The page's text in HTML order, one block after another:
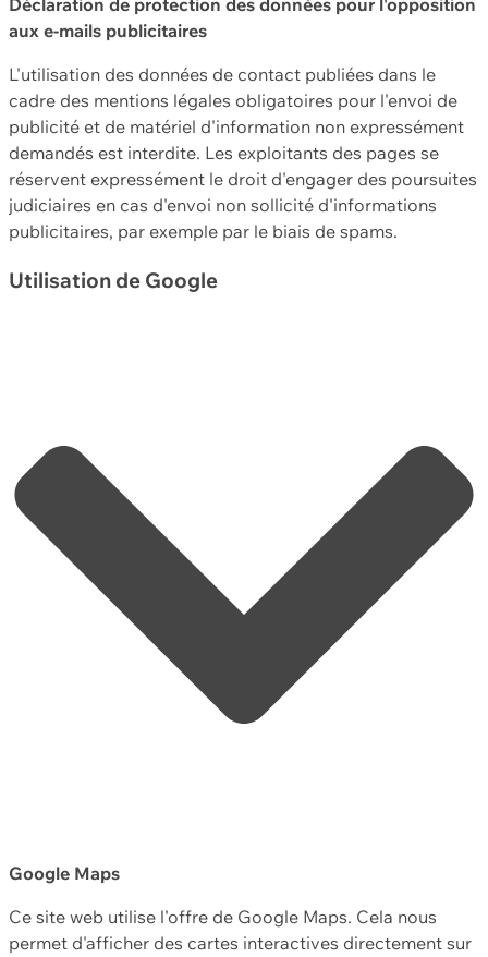
Déclaration de protection des données pour l'opposition
aux e-mails publicitaires
L'utilisation des données de contact publiées dans le
cadre des mentions légales obligatoires pour l'envoi de
publicité et de matériel d'information non expressément
demandés est interdite. Les exploitants des pages se
réservent expressément le droit d'engager des poursuites
judiciaires en cas d'envoi non sollicité d'informations
publicitaires, par exemple par le biais de spams.
Utilisation de Google
Google Maps
Ce site web utilise l'offre de Google Maps. Cela nous
permet d'afficher des cartes interactives directement sur